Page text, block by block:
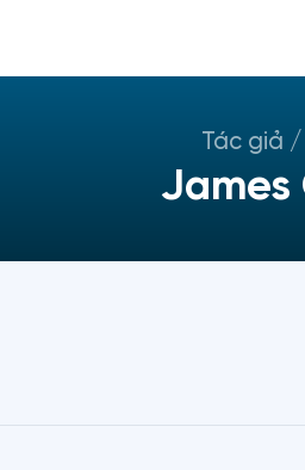
Tác giả
James